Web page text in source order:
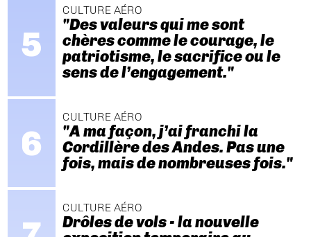
CULTURE AÉRO
"Des valeurs qui me sont
chères comme le courage, le
patriotisme, le sacrifice ou le
sens de l’engagement."
CULTURE AÉRO
"A ma façon, j’ai franchi la
Cordillère des Andes. Pas une
fois, mais de nombreuses fois."
CULTURE AÉRO
Drôles de vols - la nouvelle